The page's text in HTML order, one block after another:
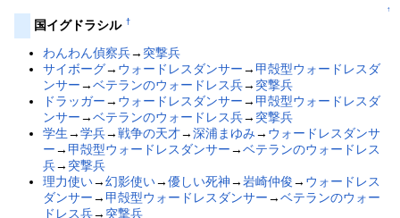
↑
国イグドラシル †
わんわん偵察兵→ 突撃兵
サイボーグ→ ウォードレスダンサー→ 甲殻型ウォードレスダ
ンサー→ベテランのウォードレス兵→ 突撃兵
ドラッガー→ ウォードレスダンサー→ 甲殻型ウォードレスダ
ンサー→ベテランのウォードレス兵→ 突撃兵
学生→学兵→戦争の天才→深浦まゆみ→ ウォードレスダンサ
ー→ 甲殻型ウォードレスダンサー→ベテランのウォードレス
兵→ 突撃兵
理力使い→幻影使い→優しい死神→岩崎仲俊→ ウォードレス
ダンサー→ 甲殻型ウォードレスダンサー→ベテランのウォー
ドレス兵→ 突撃兵